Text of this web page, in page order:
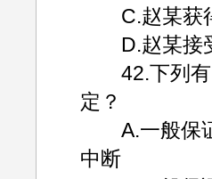
C.赵某获得
D.赵某接受
42.下列有
定？
A.一般保证
中断